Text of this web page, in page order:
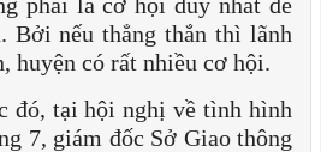
Bởi nếu thẳng thắn thì lãnh
huyện có rất nhiều cơ hội.
đó, tại hội nghị về tình hình
7, giám đốc Sở Giao thông